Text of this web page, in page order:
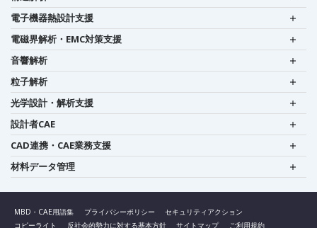
電子機器熱設計支援
電磁界解析・EMC対策支援
音響解析
粒子解析
光学設計・解析支援
設計者CAE
CAD連携・CAE業務支援
材料データ管理
MBD・CAE用語集 プライバシーポリシー
セキュリティアクション
コピーライト
反社会的勢力に対する基本方針 サイトマップ ご利用規約